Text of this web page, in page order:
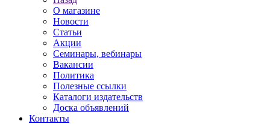
О магазине
Новости
Статьи
Акции
Семинары, вебинары
Вакансии
Политика
Полезные ссылки
Каталоги издательств
Доска объявлений
Контакты